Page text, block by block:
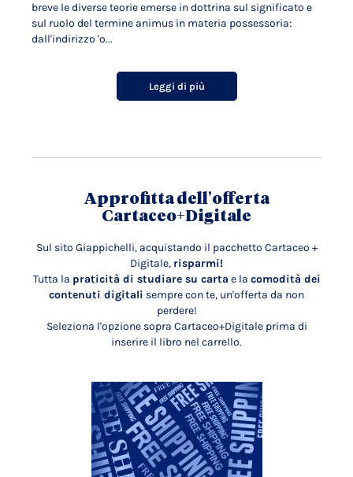
breve le diverse teorie emerse in dottrina sul significato e
sul ruolo del termine animus in materia possessoria:
dall'indirizzo 'o...
Leggi di più
Approfitta dell'offerta
Cartaceo+Digitale
Sul sito Giappichelli, acquistando il pacchetto Cartaceo +
Digitale, risparmi!
Tutta la praticità di studiare su carta e la comodità dei
contenuti digitali sempre con te, un'offerta da non
perdere!
Seleziona l'opzione sopra Cartaceo+Digitale prima di
inserire il libro nel carrello.